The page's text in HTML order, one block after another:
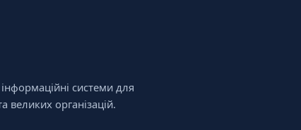
системи для
великих організацій.